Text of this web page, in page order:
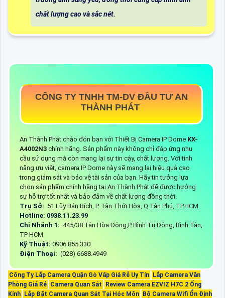
chất lượng cao và sắc nét.
CÔNG TY TNHH TM-DV ĐẦU TƯ AN
THÀNH PHÁT
An Thành Phát chào đón bạn với Thiết Bị Camera IP Dome KX-
A4002N3 chính hãng. Sản phẩm này không chỉ đáp ứng nhu
cầu sử dụng mà còn mang lại sự tin cậy, chất lượng. Với tính
năng ưu việt, camera IP Dome này sẽ mang lại hiệu quả cao
trong giám sát và bảo vệ tài sản của bạn. Hãy tin tưởng lựa
chọn sản phẩm chính hãng tại An Thành Phát để được hưởng
sự hỗ trợ tốt nhất và bảo đảm về chất lượng đồng thời.
Trụ Sở: 51 Lũy Bán Bích, P. Tân Thới Hòa, Q.Tân Phú, TP.HCM
Hotline: 0938.11.23.99
Chi Nhánh 1: 445/38 Tân Hòa Đông,P Bình Trị Đông, Bình Tân,
TP HCM
Kỹ Thuật: 0906.855.330
Điện Thoại: (028) 6688.4949
Công Ty Lắp Camera Quận Gò Vấp Giá Rẻ Uy Tín Lắp Camera Văn
Phòng Giá Rẻ Camera Quan Sát
Review Camera EZVIZ H7C 2 Ống
Kính Lắp Đặt Camera Quan Sát Tại Hóc Môn Bộ Camera Wifi Ổn Định